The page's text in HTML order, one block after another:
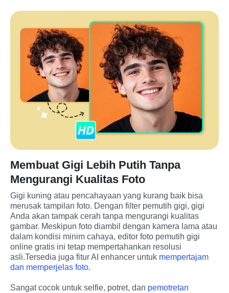
Membuat Gigi Lebih Putih Tanpa
Mengurangi Kualitas Foto
Gigi kuning atau pencahayaan yang kurang baik bisa
merusak tampilan foto. Dengan filter pemutih gigi, gigi
Anda akan tampak cerah tanpa mengurangi kualitas
gambar. Meskipun foto diambil dengan kamera lama atau
dalam kondisi minim cahaya, editor foto pemutih gigi
online gratis ini tetap mempertahankan resolusi
asli.Tersedia juga fitur AI enhancer untuk mempertajam
dan memperjelas foto.
Sangat cocok untuk selfie, potret, dan pemotretan